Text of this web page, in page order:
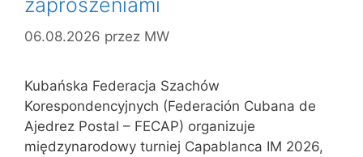
zaproszeniami
06.08.2026 przez MW
Kubańska Federacja Szachów
Korespondencyjnych (Federación Cubana de
Ajedrez Postal – FECAP) organizuje
międzynarodowy turniej Capablanca IM 2026,